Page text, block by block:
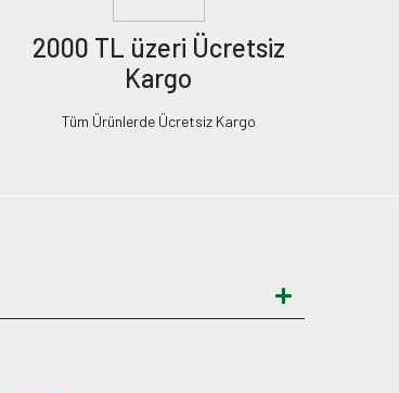
2000 TL üzeri Ücretsiz
Kargo
Tüm Ürünlerde Ücretsiz Kargo